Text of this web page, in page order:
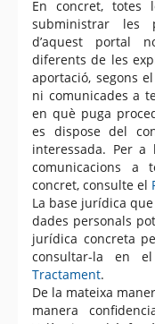
En concret, totes
subministrar les
d’aquest portal
diferents de les
aportació, segons
ni comunicades a
en què puga
es dispose del
interessada. Per
comunicacions
concret, consulte el
La base jurídica
dades personals
jurídica concreta
consultar-la en
Tractament.
De la mateixa
manera